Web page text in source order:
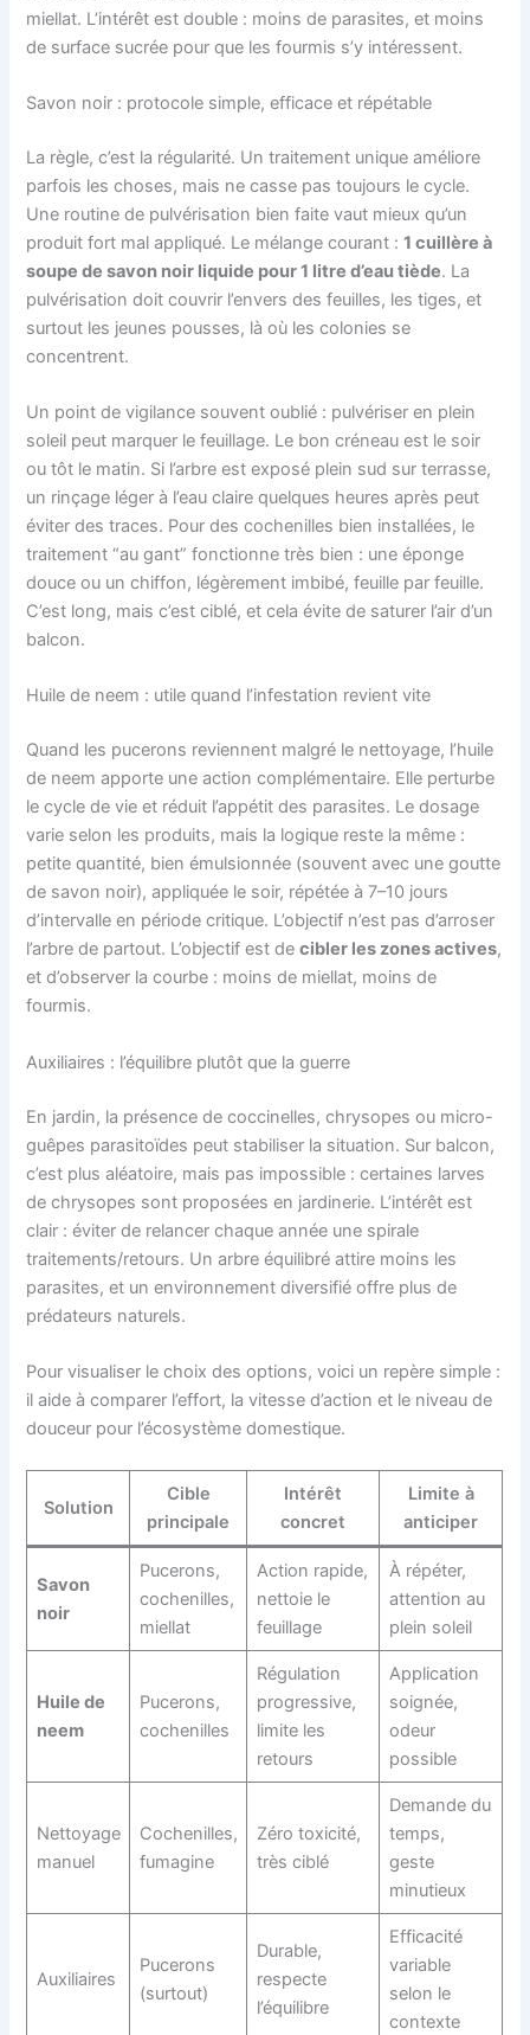
miellat. L’intérêt est double : moins de parasites, et moins
de surface sucrée pour que les fourmis s’y intéressent.
Savon noir : protocole simple, efficace et répétable
La règle, c’est la régularité. Un traitement unique améliore
parfois les choses, mais ne casse pas toujours le cycle.
Une routine de pulvérisation bien faite vaut mieux qu’un
produit fort mal appliqué. Le mélange courant :1 cuillère à
soupe de savon noir liquide pour 1 litre d’eau tiède. La
pulvérisation doit couvrir l’envers des feuilles, les tiges, et
surtout les jeunes pousses, là où les colonies se
concentrent.
Un point de vigilance souvent oublié : pulvériser en plein
soleil peut marquer le feuillage. Le bon créneau est le soir
ou tôt le matin. Si l’arbre est exposé plein sud sur terrasse,
un rinçage léger à l’eau claire quelques heures après peut
éviter des traces. Pour des cochenilles bien installées, le
traitement “au gant” fonctionne très bien : une éponge
douce ou un chiffon, légèrement imbibé, feuille par feuille.
C’est long, mais c’est ciblé, et cela évite de saturer l’air d’un
balcon.
Huile de neem : utile quand l’infestation revient vite
Quand les pucerons reviennent malgré le nettoyage, l’huile
de neem apporte une action complémentaire. Elle perturbe
le cycle de vie et réduit l’appétit des parasites. Le dosage
varie selon les produits, mais la logique reste la même :
petite quantité, bien émulsionnée (souvent avec une goutte
de savon noir), appliquée le soir, répétée à 7–10 jours
d’intervalle en période critique. L’objectif n’est pas d’arroser
l’arbre de partout. L’objectif est decibler les zones actives,
et d’observer la courbe : moins de miellat, moins de
fourmis.
Auxiliaires : l’équilibre plutôt que la guerre
En jardin, la présence de coccinelles, chrysopes ou micro-
guêpes parasitoïdes peut stabiliser la situation. Sur balcon,
c’est plus aléatoire, mais pas impossible : certaines larves
de chrysopes sont proposées en jardinerie. L’intérêt est
clair : éviter de relancer chaque année une spirale
traitements/retours. Un arbre équilibré attire moins les
parasites, et un environnement diversifié offre plus de
prédateurs naturels.
Pour visualiser le choix des options, voici un repère simple :
il aide à comparer l’effort, la vitesse d’action et le niveau de
douceur pour l’écosystème domestique.
Solution
Cible
principale
Intérêt
concret
Limite à
anticiper
Savon
noir
Pucerons,
cochenilles,
miellat
Action rapide,
nettoie le
feuillage
À répéter,
attention au
plein soleil
Huile de
neem
Pucerons,
cochenilles
Régulation
progressive,
limite les
retours
Application
soignée,
odeur
possible
Nettoyage
manuel
Cochenilles,
fumagine
Zéro toxicité,
très ciblé
Demande du
temps,
geste
minutieux
Auxiliaires
Pucerons
(surtout)
Durable,
respecte
l’équilibre
Efficacité
variable
selon le
contexte